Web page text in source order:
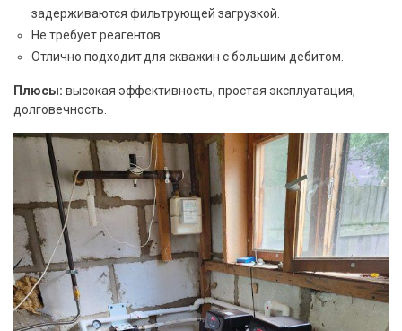
задерживаются фильтрующей загрузкой.
Не требует реагентов.
Отлично подходит для скважин с большим дебитом.
Плюсы: высокая эффективность, простая эксплуатация,
долговечность.